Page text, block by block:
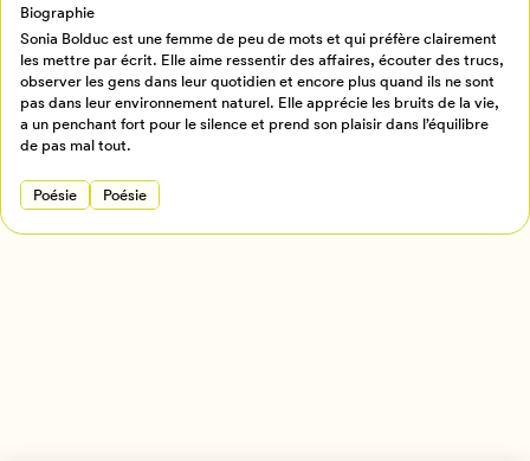
Retour à l’accueil
Biographie
Sonia Bolduc est une femme de peu de mots et qui préfère clairement
les mettre par écrit. Elle aime ressentir des affaires, écouter des trucs,
observer les gens dans leur quotidien et encore plus quand ils ne sont
pas dans leur environnement naturel. Elle apprécie les bruits de la vie,
a un penchant fort pour le silence et prend son plaisir dans l’équilibre
de pas mal tout.
Poésie Poésie
Créer un profil
Annuler